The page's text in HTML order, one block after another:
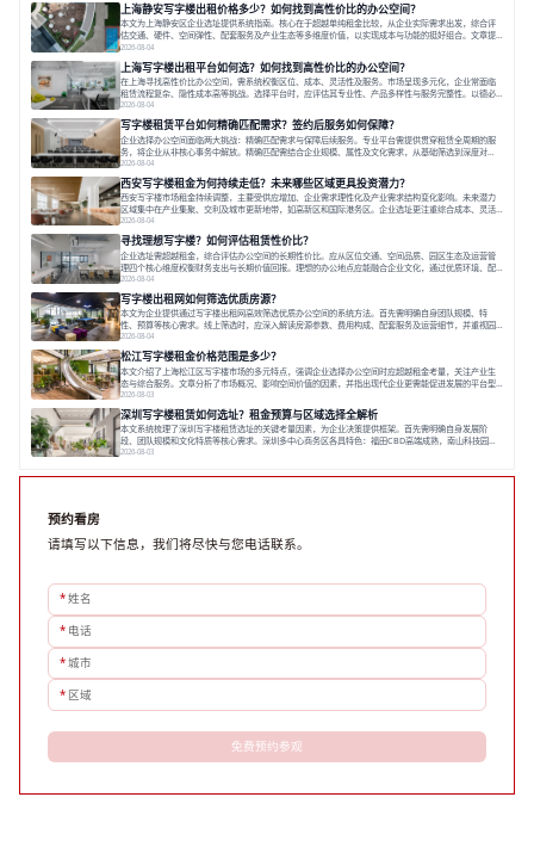
上海静安写字楼出租价格多少？如何找到高性价比的办公空间？
本文为上海静安区企业选址提供系统指南。核心在于超越单纯租金比较，从企业实际需求出发，综合评
估交通、硬件、空间弹性、配套服务及产业生态等多维度价值，以实现成本与功能的挺好组合。文章提
出打破固定工位思维，采用精装灵活空间与共享配套以提升性价比，并通过不同规模企业的实际案例加
以说明。之后指出，专业运营服务商提供的稳定环境、社群活动与产业集聚等增值服务，是很大化空间
价值、助力企业成长的关键。对于许多在
2026-08-04
上海写字楼出租平台如何选？如何找到高性价比的办公空间？
在上海寻找高性价比办公空间，需系统权衡区位、成本、灵活性及服务。市场呈现多元化，企业常面临
租赁流程复杂、隐性成本高等挑战。选择平台时，应评估其专业性、产品多样性与服务完整性。以德必
为例，其提供从空间到生态的解决方案，通过特色园区、灵活产品和丰富配套，满足不同企业需求。企
业应明确自身需求，实地考察，选择能支持长期发展、提升竞争力的办公空间。在上海寻找合适的办公
空间，对于企业行政负责人、中小企业主
2026-08-04
写字楼租赁平台如何精确匹配需求？签约后服务如何保障？
企业选择办公空间面临两大挑战：精确匹配需求与保障后续服务。专业平台需提供贯穿租赁全周期的服
务，将企业从非核心事务中解放。精确匹配需结合企业规模、属性及文化需求，从基础筛选到深度对
接；签约后则需构建覆盖硬件运维、共享配套及专业物业的全周期保障体系。德必集团通过标准化服务
与个性化运营结合，以全国布局和产业生态圈为企业提供稳定支持，体现了从信息撮合到深度服务的能
力转变。在为企业寻找办公空间的过程中，
2026-08-04
西安写字楼租金为何持续走低？未来哪些区域更具投资潜力？
西安写字楼市场租金持续调整，主要受供应增加、企业需求理性化及产业需求结构变化影响。未来潜力
区域集中在产业集聚、交利及城市更新地带，如高新区和国际港务区。企业选址更注重综合成本、灵活
性与员工体验，倾向于提供全包式服务的办公空间。专业运营方通过空间优化与社群服务，助力企业成
长，推动市场向多元化、高性价比方向发展。近年来，西安写字楼市场呈现出租金持续调整的态势，这
一现象引发了的广泛关注。作为西部重要
2026-08-04
寻找理想写字楼？如何评估租赁性价比？
企业选址需超越租金，综合评估办公空间的长期性价比。应从区位交通、空间品质、园区生态及运营管
理四个核心维度权衡财务支出与长期价值回报。理想的办公地点应能融合企业文化，通过优质环境、配
套服务及社群资源赋能业务增长，实现成本与价值的平衡。对于许多正在成长或寻求稳定发展的企业而
言，寻找一处合适的办公空间是一项至关重要的决策。这不仅关系到团队的日常工作效率与协作氛围，
更直接影响着企业的品牌形象、运营成本
2026-08-04
写字楼出租网如何筛选优质房源？
本文为企业提供通过写字楼出租网高效筛选优质办公空间的系统方法。首先需明确自身团队规模、特
性、预算等核心需求。线上筛选时，应深入解读房源参数、费用构成、配套服务及运营细节，并重视园
区产业生态与交通区位价值。同时，需考察运营方的品牌背景与持续服务能力。完成线上初选后，必须
进行线下实地验证，核对空间实景、测试设施、感受园区氛围并确认合同条款，从而做出精确决策。在
数字化时代，写字楼出租网已成为企业寻找
2026-08-04
松江写字楼租金价格范围是多少？
本文介绍了上海松江区写字楼市场的多元特点，强调企业选择办公空间时应超越租金考量，关注产业生
态与综合服务。文章分析了市场概况、影响空间价值的因素，并指出现代企业更需能促进发展的平台型
空间。之后，以德必集团为例，说明运营方如何通过构建服务生态助力企业成长，建议企业系统评估需
求与长期价值，选择匹配的发展载体。对于许多寻求在上海松江区设立或扩展办公空间的企业而言，了
解该区域的写字楼市场概况是决策的首先
2026-08-03
深圳写字楼租赁如何选址？租金预算与区域选择全解析
本文系统梳理了深圳写字楼租赁选址的关键考量因素，为企业决策提供框架。首先需明确自身发展阶
段、团队规模和文化特质等核心需求。深圳多中心商务区各具特色：福田CBD高端成熟，南山科技园创
新活力强，前海具政策优势。除传统写字楼外，创意产业园注重生态与社群，适合文创、科技类企业。
款。选址是综合性战略决策，旨在让办公
2026-08-03
预约看房
请填写以下信息，我们将尽快与您电话联系。
*姓名
* 电话
*城市
* 区域
免费预约参观